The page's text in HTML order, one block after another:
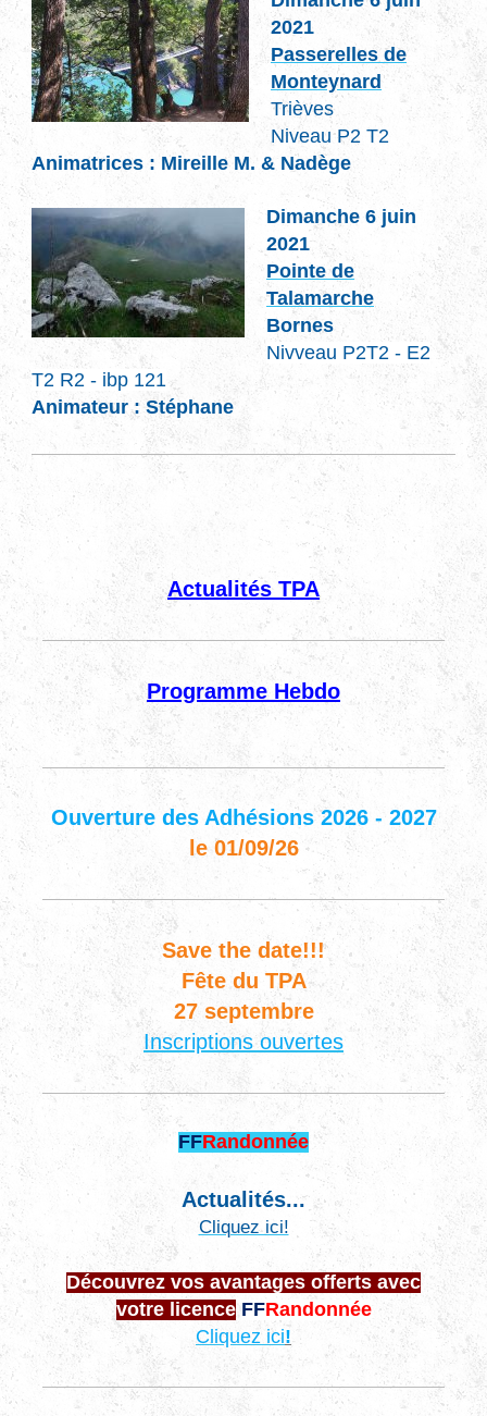
2021
Passerelles de
Monteynard
Trièves
Niveau P2 T2
Animatrices : Mireille M. & Nadège
Dimanche 6 juin
2021
Pointe de
Talamarche
Bornes
Nivveau P2T2 - E2
T2 R2 - ibp 121
Animateur : Stéphane
Actualités TPA
Programme Hebdo
Ouverture des Adhésions 2026 - 2027
le 01/09/26
Save the date!!!
Fête du TPA
27 septembre
Inscriptions ouvertes
FFRandonnée
Actualités...
Cliquez ici!
Découvrez vos avantages offerts avec
votre licence FFRandonnée
Cliquez ici!